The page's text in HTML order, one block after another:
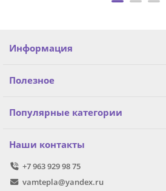
Информация
Полезное
Популярные категории
Наши контакты
+7 963 929 98 75
vamtepla@yandex.ru